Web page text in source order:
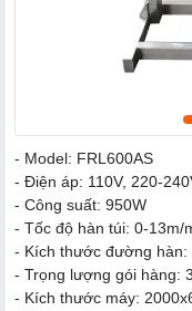
- Model: FRL600AS
- Điện áp: 110V, 220-
- Công suất: 950W
- Tốc độ hàn túi: 0-13m/
- Kích thước đường hàn:
- Trọng lượng gói hàng:
- Kích thước máy: